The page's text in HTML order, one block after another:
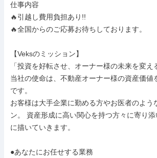
仕事内容
🔥引越し費用負担あり!!
🔥全国からのご応募お待ちしております。
【Veksのミッション】
「投資を好転させ、オーナー様の未来を変え
当社の使命は、不動産オーナー様の資産価値
です。
お客様は大手企業に勤める方やお医者のよう
ン。 資産形成に高い関心を持つ方々に寄り
に描いていきます。
●あなたにお任せする業務